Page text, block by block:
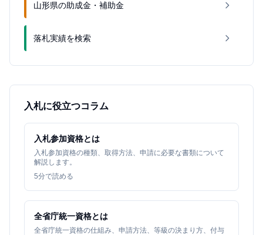
山形県の助成金・補助金
落札実績を検索
入札に役立つコラム
入札参加資格とは
入札参加資格の種類、取得方法、申請に必要な書類について
解説します。
5分で読める
全省庁統一資格とは
全省庁統一資格の仕組み、申請方法、等級の決まり方、付与